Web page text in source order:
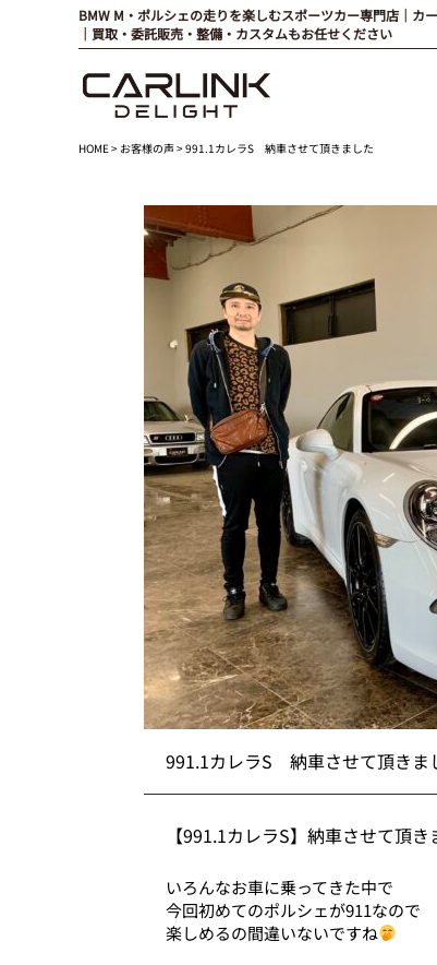
BMW M・ポルシェの走りを楽しむスポーツカー専門店｜カ
｜買取・委託販売・整備・カスタムもお任せください
HOME> お客様の声> 991.1カレラS 納車させて頂きました
991.1カレラS 納車させて頂きま
【991.1カレラS】納車させて頂き
いろんなお車に乗ってきた中で
今回初めてのポルシェが911なので
楽しめるの間違いないですね